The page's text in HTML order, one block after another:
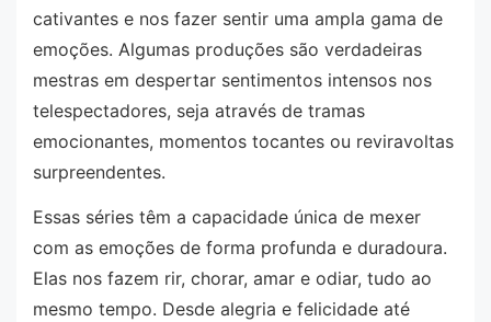
cativantes e nos fazer sentir uma ampla gama de
emoções. Algumas produções são verdadeiras
mestras em despertar sentimentos intensos nos
telespectadores, seja através de tramas
emocionantes, momentos tocantes ou reviravoltas
surpreendentes.
Essas séries têm a capacidade única de mexer
com as emoções de forma profunda e duradoura.
Elas nos fazem rir, chorar, amar e odiar, tudo ao
mesmo tempo. Desde alegria e felicidade até